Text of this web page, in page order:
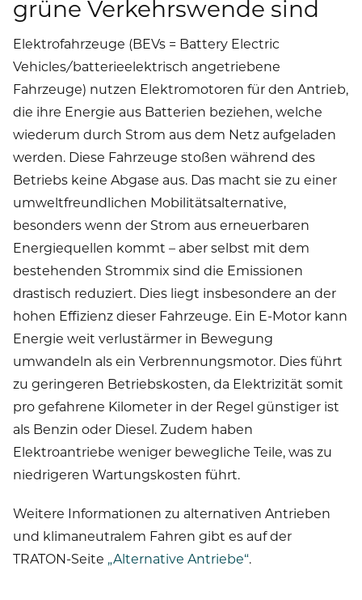
grüne Verkehrswende sind
Elektrofahrzeuge (BEVs = Battery Electric
Vehicles/batterieelektrisch angetriebene
Fahrzeuge) nutzen Elektromotoren für den Antrieb,
die ihre Energie aus Batterien beziehen, welche
wiederum durch Strom aus dem Netz aufgeladen
werden. Diese Fahrzeuge stoßen während des
Betriebs keine Abgase aus. Das macht sie zu einer
umweltfreundlichen Mobilitätsalternative,
besonders wenn der Strom aus erneuerbaren
Energiequellen kommt – aber selbst mit dem
bestehenden Strommix sind die Emissionen
drastisch reduziert. Dies liegt insbesondere an der
hohen Effizienz dieser Fahrzeuge. Ein E-Motor kann
Energie weit verlustärmer in Bewegung
umwandeln als ein Verbrennungsmotor. Dies führt
zu geringeren Betriebskosten, da Elektrizität somit
pro gefahrene Kilometer in der Regel günstiger ist
als Benzin oder Diesel. Zudem haben
Elektroantriebe weniger bewegliche Teile, was zu
niedrigeren Wartungskosten führt.
Weitere Informationen zu alternativen Antrieben
und klimaneutralem Fahren gibt es auf der
TRATON-Seite „Alternative Antriebe“.